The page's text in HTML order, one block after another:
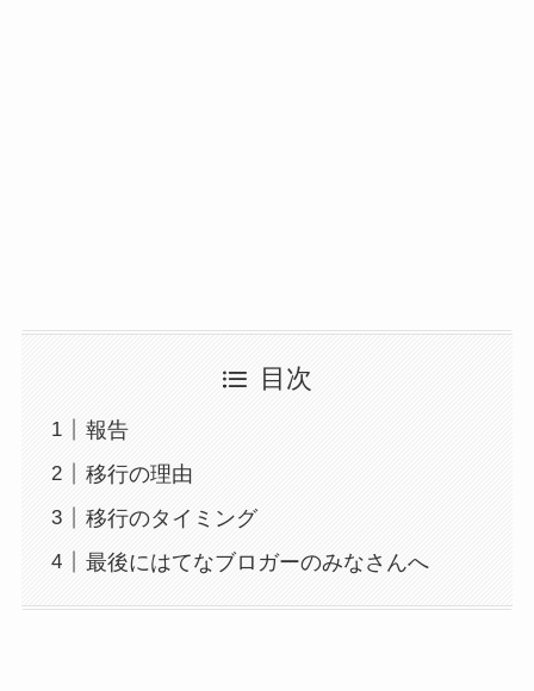
目次
報告
移行の理由
移行のタイミング
最後にはてなブロガーのみなさんへ